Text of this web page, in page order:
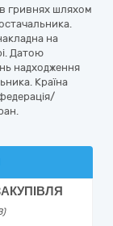
гривнях шляхом
на
Датою
надходження
Країна